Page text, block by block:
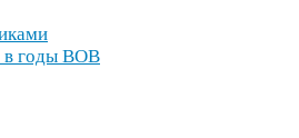
годы ВОВ